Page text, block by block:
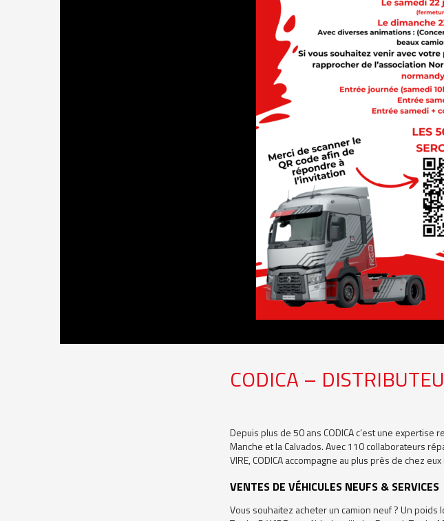
CODICA –
Depuis plus de 50 ans CODICA c’est une
Manche et la Calvados. Avec 110 collaborateurs
VIRE, CODICA accompagne au plus près de chez
VENTES DE VÉHICULES NEUFS & SERVICES
Vous souhaitez acheter un camion neuf ? Un poids